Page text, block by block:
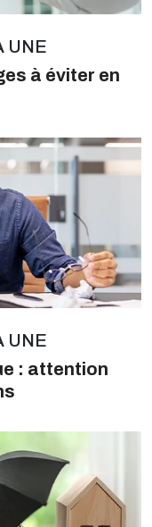
UNE
à éviter en
UNE
: attention